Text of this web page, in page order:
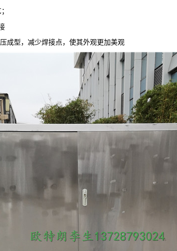
成型，减少焊接点，使其外观更加美观